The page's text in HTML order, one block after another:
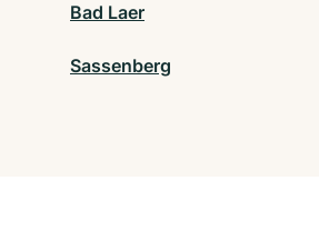
Bad Laer
Sassenberg